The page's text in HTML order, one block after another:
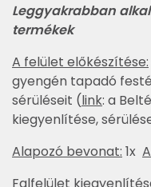
Leggyakrabban
termékek
A felület előkészítése:
gyengén tapadó
sérüléseit (link: a
kiegyenlítése,
Alapozó bevonat: 1x
Falfelület